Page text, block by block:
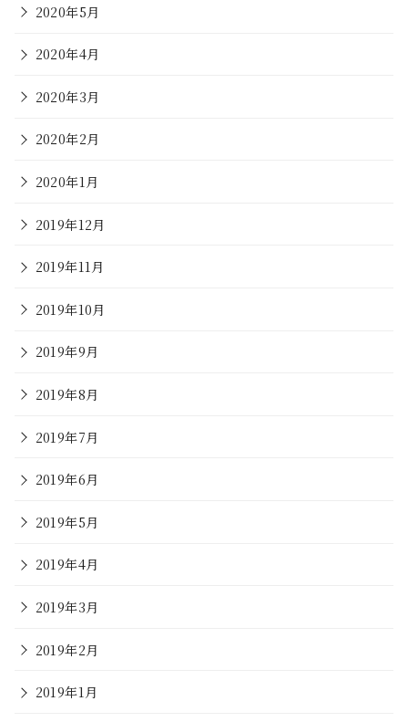
2020年5月
2020年4月
2020年3月
2020年2月
2020年1月
2019年12月
2019年11月
2019年10月
2019年9月
2019年8月
2019年7月
2019年6月
2019年5月
2019年4月
2019年3月
2019年2月
2019年1月